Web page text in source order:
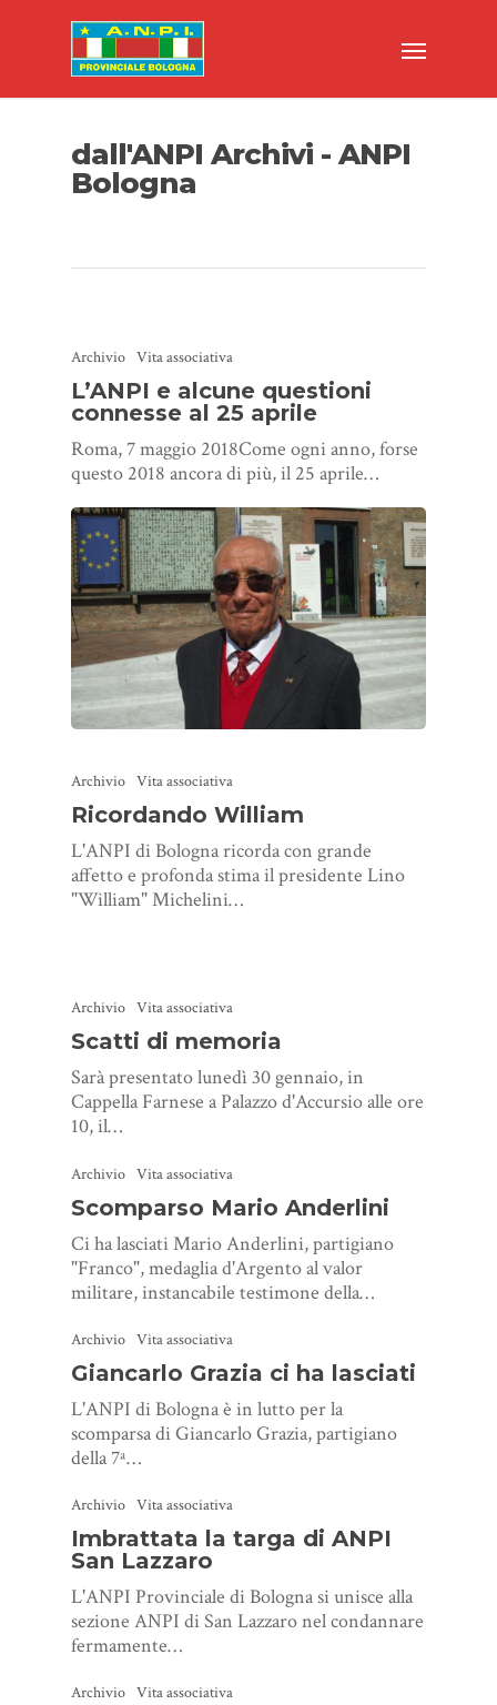
dall'ANPI Archivi - ANPI
Bologna
Archivio Vita associativa
L’ANPI e alcune questioni
connesse al 25 aprile
Roma, 7 maggio 2018Come ogni anno, forse
questo 2018 ancora di più, il 25 aprile…
Archivio Vita associativa
Ricordando William
L'ANPI di Bologna ricorda con grande
affetto e profonda stima il presidente Lino
"William" Michelini…
Archivio Vita associativa
Scatti di memoria
Sarà presentato lunedì 30 gennaio, in
Cappella Farnese a Palazzo d'Accursio alle ore
10, il…
Archivio Vita associativa
Scomparso Mario Anderlini
Ci ha lasciati Mario Anderlini, partigiano
"Franco", medaglia d'Argento al valor
militare, instancabile testimone della…
Archivio Vita associativa
Giancarlo Grazia ci ha lasciati
L'ANPI di Bologna è in lutto per la
scomparsa di Giancarlo Grazia, partigiano
della 7ª…
Archivio Vita associativa
Imbrattata la targa di ANPI
San Lazzaro
L'ANPI Provinciale di Bologna si unisce alla
sezione ANPI di San Lazzaro nel condannare
fermamente…
Archivio Vita associativa